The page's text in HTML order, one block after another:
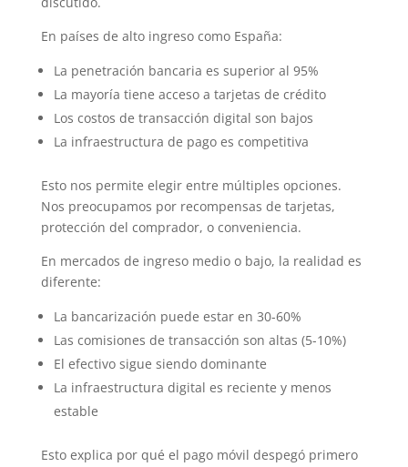
En países de alto ingreso como España:
La penetración bancaria es superior al 95%
La mayoría tiene acceso a tarjetas de crédito
Los costos de transacción digital son bajos
La infraestructura de pago es competitiva
Esto nos permite elegir entre múltiples opciones.
Nos preocupamos por recompensas de tarjetas,
protección del comprador, o conveniencia.
En mercados de ingreso medio o bajo, la realidad es
diferente:
La bancarización puede estar en 30-60%
Las comisiones de transacción son altas (5-10%)
El efectivo sigue siendo dominante
La infraestructura digital es reciente y menos
estable
Esto explica por qué el pago móvil despegó primero